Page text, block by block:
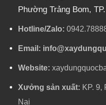
Phường Trảng Bom,
Hotline/Zalo:
Email:
Website:
Xưởng sản xuất: KP. 9,
Nai